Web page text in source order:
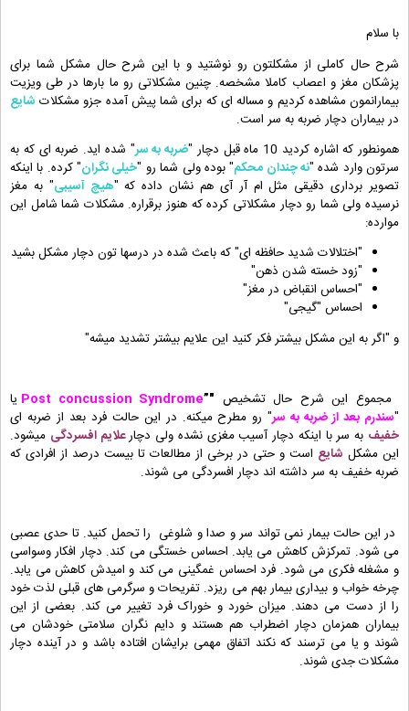
با سلام
شرح حال کاملی از مشکلتون رو نوشتید و با این شرح حال مشکل شما برای
پزشکان مغز و اعصاب کاملا مشخصه. چنین مشکلاتی رو ما بارها در طی ویزیت
بیمارانمون مشاهده کردیم و مساله ای که برای شما پیش آمده جزو مشکلات شایع
در بیماران دچار ضربه به سر است.
همونطور که اشاره کردید 10 ماه قبل دچار "
ضربه به سر" شده اید. ضربه ای که به
سرتون وارد شده "نه چندان محکم" بوده ولی شما رو "خیلی نگران" کرده. با اینکه
تصویر برداری دقیقی مثل ام آر آی هم نشان داده که "هیچ آسیبی" به مغز
نرسیده ولی شما رو دچار مشکلاتی کرده که هنوز برقراره. مشکلات شما شامل این
موارده:
"اختلالات شدید حافظه ای" که باعث شده در درسها تون دچار مشکل بشید
"زود خسته شدن ذهن"
"احساس انقباض در مغز"
احساس "گیجی"
و "اگر به این مشکل بیشتر فکر کنید این علایم بیشتر تشدید میشه"
مجموع این شرح حال تشخیص "
”
Post concussion Syndrome یا
"سندرم بعد از ضربه به سر" رو مطرح میکنه. در این حالت فرد بعد از ضربه ای
خفیف به سر با اینکه دچار آسیب مغزی نشده ولی دچارعلایم افسردگی میشود.
این مشکل شایع است و حتی در برخی از مطالعات تا بیست درصد از افرادی که
ضربه خفیف به سر داشته اند دچار افسردگی می شوند.
در این حالت بیمار نمی تواند سر و صدا و شلوغی را تحمل کنید. تا حدی عصبی
می شود. تمرکزش کاهش می یابد. احساس خستگی می کند. دچار افکار وسواسی
و مشغله فکری می شود. فرد احساس غمگینی می کند و امیدش کاهش می یابد.
چرخه خواب و بیداری بیمار بهم می ریزد. تفریحات و سرگرمی های قبلی لذت خود
را از دست می دهند. میزان خورد و خوراک فرد تغییر می کند. بعضی از این
بیماران همزمان دچار اضطراب هم هستند و دایم نگران سلامتی خودشان می
شوند و یا می ترسند که نکند اتفاق مهمی برایشان افتاده باشد و در آینده دچار
مشکلات جدی شوند.